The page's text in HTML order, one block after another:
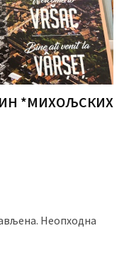
*МИХОЉСКИХ
Неопходна